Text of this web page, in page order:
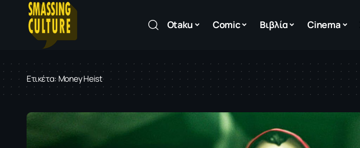
Otaku Comic Βιβλία Cinema
Ετικέτα:Money Heist